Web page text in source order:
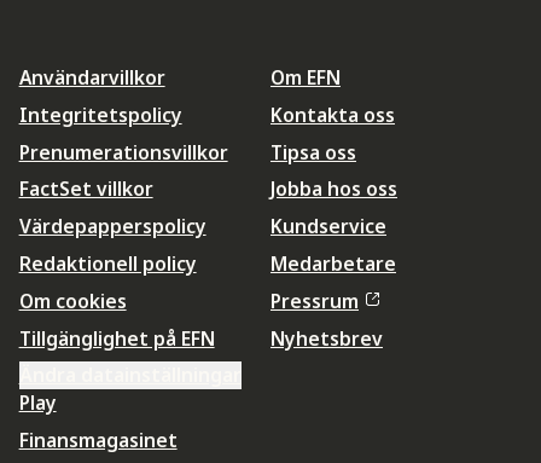
Användarvillkor
Integritetspolicy
Prenumerationsvillkor
FactSet villkor
Värdepapperspolicy
Redaktionell policy
Om cookies
Tillgänglighet på EFN
Om EFN
Kontakta oss
Tipsa oss
Jobba hos oss
Kundservice
Medarbetare
Pressrum
Nyhetsbrev
Play
Finansmagasinet